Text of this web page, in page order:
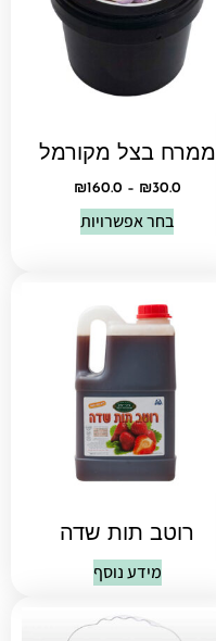
ממרח בצל מקורמל
₪30.0
–
₪160.0
בחר אפשרויות
רוטב תות שדה
מידע נוסף